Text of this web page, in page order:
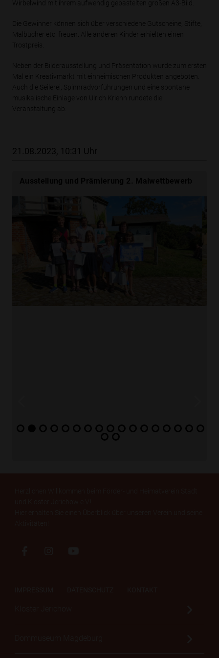
Wirbelwind mit ihrem aufwendig gebastelten großen A3-Bild.
Die Gewinner können sich über verschiedene Gutscheine, Stifte,
Malbücher etc. freuen. Alle anderen Kinder erhielten einen
Trostpreis.
Neben der Bilderausstellung und Präsentation wurde zum ersten
Mal ein Kreativmarkt mit einheimischen Produkten angeboten.
Auch die Seilerei, Spinnradvorführungen und eine spontane
musikalische Einlage von Ulrich Kriehn rundete die
Veranstaltung ab.
21.08.2023, 10:31 Uhr